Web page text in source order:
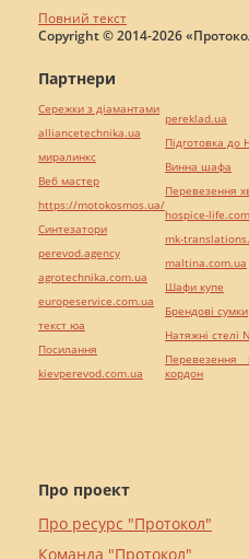
Повний текст
Copyright © 2014-2026
Про проект
Про ресурс "Протокол"
Команда "Протокол"
Партнери
Сережки з діамантами
alliancetechnika.ua
миралинкс
Веб мастер
https://motokosmos.ua/
Синтезатори
perevod.agency
agrotechnika.com.ua
europeservice.com.ua
текст юа
Посилання
kievperevod.com.ua
pereklad.ua
Підготовка
Винна шафа
Перевезення
hospice-
mk-
maltina.com.ua
Шафи купе
Брендові сумки
Натяжні стелі
Перевезення
кордон